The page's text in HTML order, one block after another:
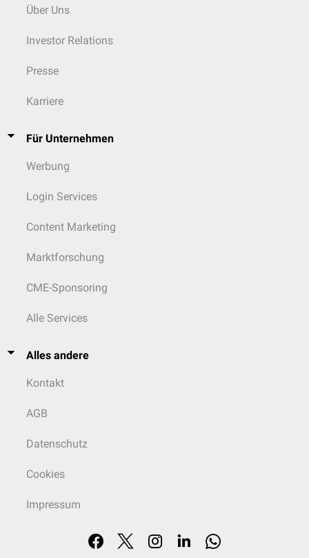
Über Uns
Investor Relations
Presse
Karriere
Für Unternehmen
Werbung
Login Services
Content Marketing
Marktforschung
CME-Sponsoring
Alle Services
Alles andere
Kontakt
AGB
Datenschutz
Cookies
Impressum